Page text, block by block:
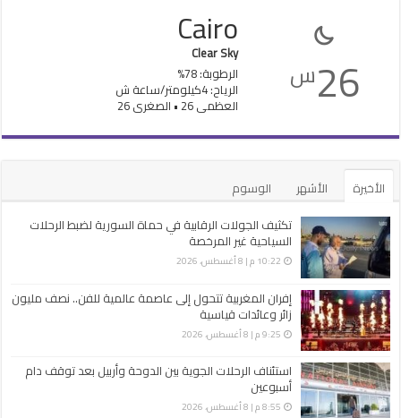
26س
Cairo
Clear Sky
الرطوبة: 78%
الرياح: 4كيلومتر/ساعة ش
العظمى 26 • الصغرى 26
الأخيرة الأشهر
الوسوم
تكثيف الجولات الرقابية في حماة السورية لضبط الرحلات
السياحية غير ‏المرخصة
10:22 م | 8 أغسطس، 2026
إفران المغربية تتحول إلى عاصمة عالمية للفن.. نصف مليون
زائر وعائدات قياسية
9:25 م | 8 أغسطس، 2026
استئناف الرحلات الجوية بين الدوحة وأربيل بعد توقف دام
أسبوعين
8:55 م | 8 أغسطس، 2026